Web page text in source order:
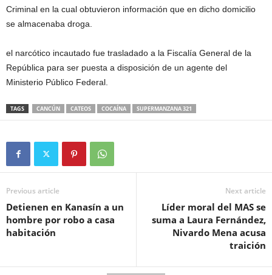
Criminal en la cual obtuvieron información que en dicho domicilio
se almacenaba droga.
el narcótico incautado fue trasladado a la Fiscalía General de la
República para ser puesta a disposición de un agente del
Ministerio Público Federal.
TAGS CANCÚN CATEOS COCAÍNA SUPERMANZANA 321
Previous article
Detienen en Kanasín a un
hombre por robo a casa
habitación
Next article
Líder moral del MAS se
suma a Laura Fernández,
Nivardo Mena acusa
traición